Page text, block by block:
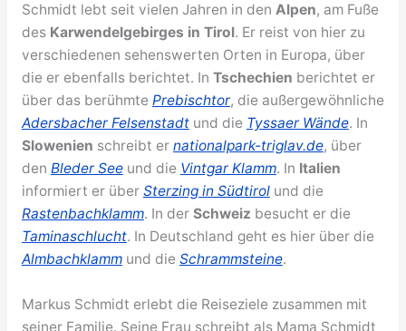
Schmidt lebt seit vielen Jahren in den Alpen, am Fuße
des Karwendelgebirges in Tirol. Er reist von hier zu
verschiedenen sehenswerten Orten in Europa, über
die er ebenfalls berichtet. In Tschechien berichtet er
über das berühmte Prebischtor, die außergewöhnliche
Adersbacher Felsenstadtund die Tyssaer Wände. In
Slowenien schreibt er nationalpark-triglav.de, über
den Bleder Seeund die Vintgar Klamm. In Italien
informiert er über Sterzing in Südtirolund die
Rastenbachklamm. In der Schweiz besucht er die
Taminaschlucht. In Deutschland geht es hier über die
Almbachklammund die Schrammsteine.
Markus Schmidt erlebt die Reiseziele zusammen mit
seiner Familie. Seine Frau schreibt als Mama Schmidt